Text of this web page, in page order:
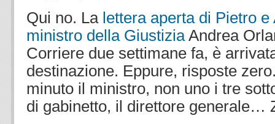
Qui no. La lettera aperta di Pietro
ministro della GiustiziaAndrea
Corriere due settimane fa, è
destinazione. Eppure, risposte
minuto il ministro, non uno i tre
di gabinetto, il direttore generale…